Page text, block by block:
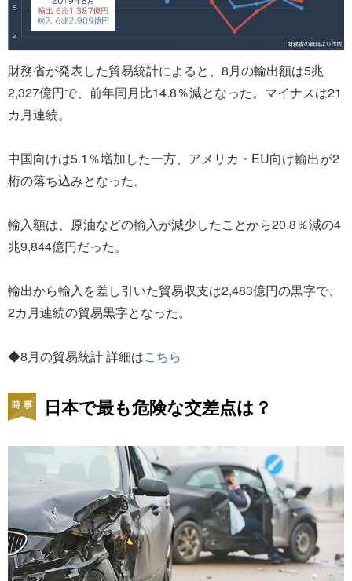
財務省が発表した貿易統計によると、8月の輸出額は5兆
2,327億円で、前年同月比14.8％減となった。マイナスは21
カ月連続。
中国向けは5.1％増加した一方、アメリカ・EU向け輸出が2
桁の落ち込みとなった。
輸入額は、原油などの輸入が減少したことから20.8％減の4
兆9,844億円だった。
輸出から輸入を差し引いた貿易収支は2,483億円の黒字で、
2カ月連続の貿易黒字となった。
◆8月の貿易統計 詳細はこちら
日本で最も危険な交差点は？